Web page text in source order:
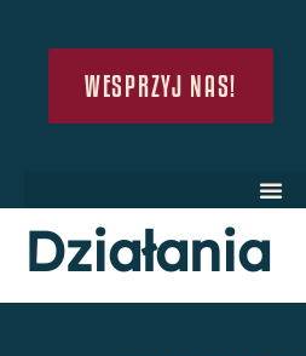
WESPRZYJ NAS!
Działania